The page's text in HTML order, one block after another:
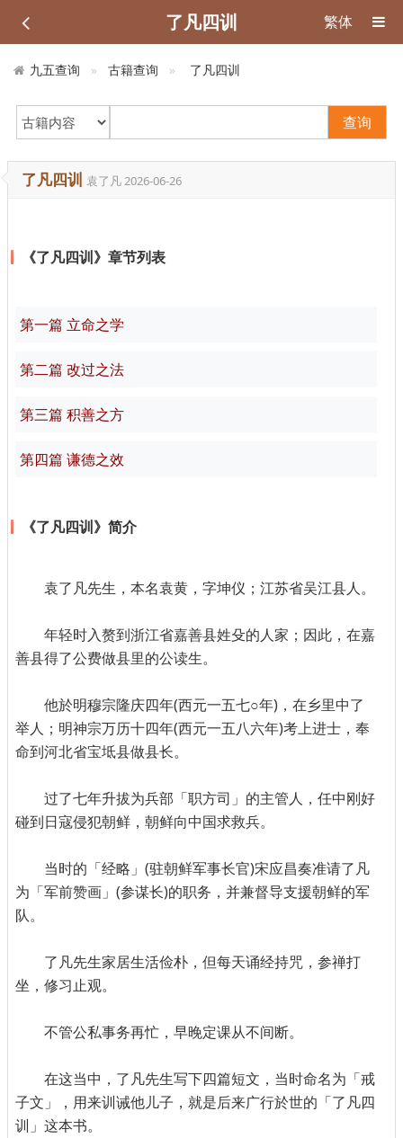
了凡四训 繁体
九五查询 古籍查询 了凡四训
查询
了凡四训 袁了凡2026-06-26
《了凡四训》章节列表
第一篇 立命之学
第二篇 改过之法
第三篇 积善之方
第四篇 谦德之效
《了凡四训》简介
袁了凡先生，本名袁黄，字坤仪；江苏省吴江县人。
年轻时入赘到浙江省嘉善县姓殳的人家；因此，在嘉
善县得了公费做县里的公读生。
他於明穆宗隆庆四年(西元一五七○年)，在乡里中了
举人；明神宗万历十四年(西元一五八六年)考上进士，奉
命到河北省宝坻县做县长。
过了七年升拔为兵部「职方司」的主管人，任中刚好
碰到日寇侵犯朝鲜，朝鲜向中国求救兵。
当时的「经略」(驻朝鲜军事长官)宋应昌奏准请了凡
为「军前赞画」(参谋长)的职务，并兼督导支援朝鲜的军
队。
了凡先生家居生活俭朴，但每天诵经持咒，参禅打
坐，修习止观。
不管公私事务再忙，早晚定课从不间断。
在这当中，了凡先生写下四篇短文，当时命名为「戒
子文」，用来训诫他儿子，就是后来广行於世的「了凡四
训」这本书。